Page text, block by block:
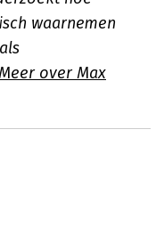
waarnemen
over Max